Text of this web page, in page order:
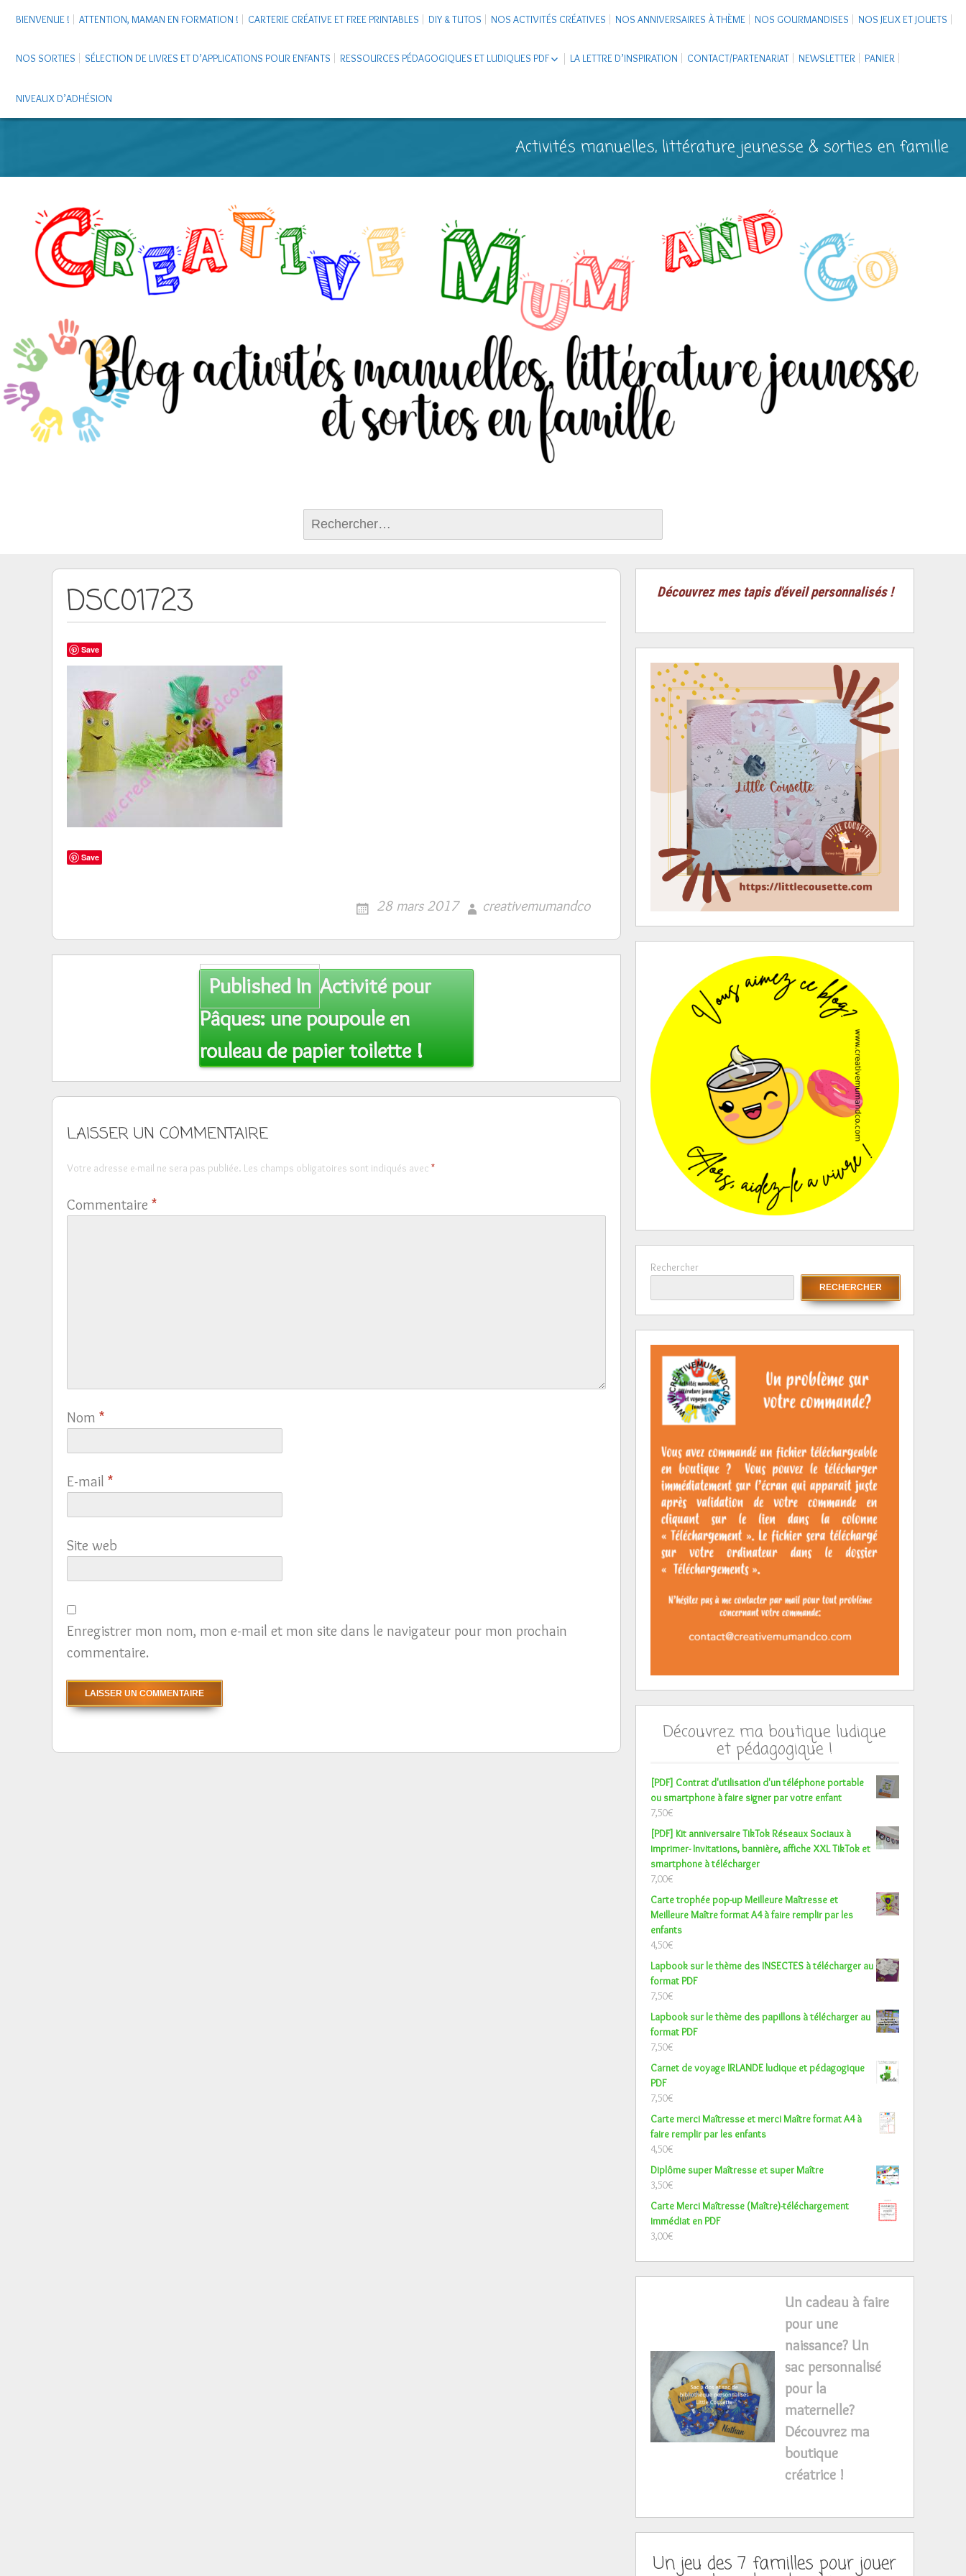
BIENVENUE ! ATTENTION, MAMAN EN FORMATION ! CARTERIE CRÉATIVE ET FREE PRINTABLES DIY & TUTOS NOS ACTIVITÉS CRÉATIVES NOS ANNIVERSAIRES À THÈME NOS GOURMANDISES NOS JEUX ET JOUETS
NOS SORTIES SÉLECTION DE LIVRES ET D’APPLICATIONS POUR ENFANTS RESSOURCES PÉDAGOGIQUES ET LUDIQUES PDF
CARNETS DE VOYAGE ENFANTS
LA LETTRE D’INSPIRATION CONTACT/PARTENARIAT NEWSLETTER PANIER
NIVEAUX D’ADHÉSION
Activités manuelles, littérature jeunesse & sorties en famille
DSC01723
Save
Save
28 mars 2017 creativemumandco
Published In Activité pour
Pâques: une poupoule en
rouleau de papier toilette !
LAISSER UN COMMENTAIRE
Votre adresse e-mail ne sera pas publiée. Les champs obligatoires sont indiqués avec *
Commentaire *
Nom *
E-mail *
Site web
Enregistrer mon nom, mon e-mail et mon site dans le navigateur pour mon prochain
commentaire.
Découvrez mes tapis d'éveil personnalisés !
Rechercher
RECHERCHER
Découvrez ma boutique ludique
et pédagogique !
[PDF] Contrat d'utilisation d'un téléphone portable
ou smartphone à faire signer par votre enfant
7,50€
[PDF] Kit anniversaire TikTok Réseaux Sociaux à
imprimer- Invitations, bannière, affiche XXL TikTok et
smartphone à télécharger
7,00€
Carte trophée pop-up Meilleure Maîtresse et
Meilleure Maître format A4 à faire remplir par les
enfants
4,50€
Lapbook sur le thème des INSECTES à télécharger au
format PDF
7,50€
Lapbook sur le thème des papillons à télécharger au
format PDF
7,50€
Carnet de voyage IRLANDE ludique et pédagogique
PDF
7,50€
Carte merci Maîtresse et merci Maître format A4 à
faire remplir par les enfants
4,50€
Diplôme super Maîtresse et super Maître
3,50€
Carte Merci Maîtresse (Maître)-téléchargement
immédiat en PDF
3,00€
Un cadeau à faire
pour une
naissance? Un
sac personnalisé
pour la
maternelle?
Découvrez ma
boutique
créatrice !
Un jeu des 7 familles pour jouer